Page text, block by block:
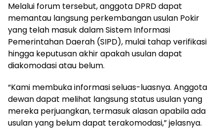
Melalui forum tersebut, anggota DPRD dapat
memantau langsung perkembangan usulan Pokir
yang telah masuk dalam Sistem Informasi
Pemerintahan Daerah (SIPD), mulai tahap verifikasi
hingga keputusan akhir apakah usulan dapat
diakomodasi atau belum.
“Kami membuka informasi seluas-luasnya. Anggota
dewan dapat melihat langsung status usulan yang
mereka perjuangkan, termasuk alasan apabila ada
usulan yang belum dapat terakomodasi,” jelasnya.